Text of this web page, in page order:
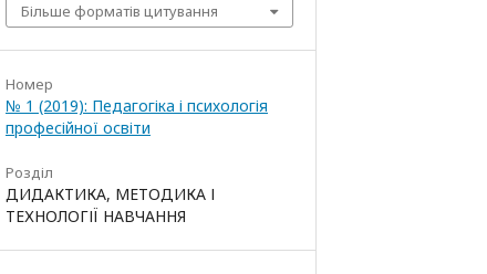
Більше форматів цитування
Номер
№ 1 (2019): Педагогіка і психологія
професійної освіти
Розділ
ДИДАКТИКА, МЕТОДИКА І
ТЕХНОЛОГІЇ НАВЧАННЯ